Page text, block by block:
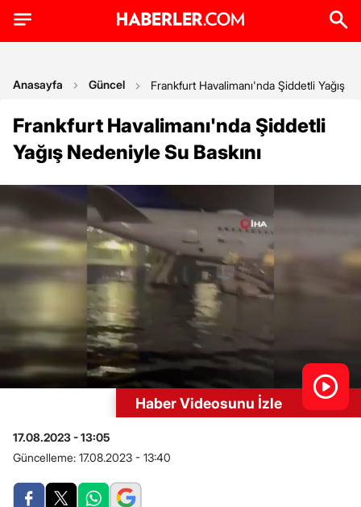
Anasayfa Güncel Frankfurt Havalimanı'nda Şiddetli Yağış
Frankfurt Havalimanı'nda Şiddetli
Yağış Nedeniyle Su Baskını
Haber Videosunu İzle
17.08.2023 - 13:05
Güncelleme: 17.08.2023 - 13:40